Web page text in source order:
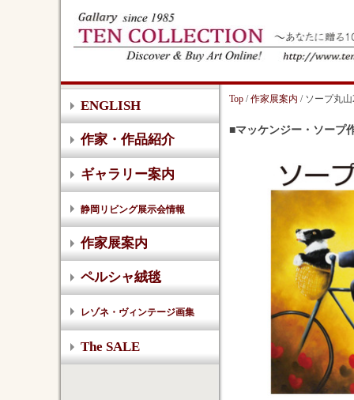
ENGLISH
作家・作品紹介
ギャラリー案内
静岡リビング展示会情報
作家展案内
ペルシャ絨毯
レゾネ・ヴィンテージ画集
The SALE
Top/作家展案内 / ソープ丸山
■マッケンジー・ソープ